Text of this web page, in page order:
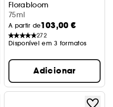
Florabloom
Eau de Parfum
75ml
A partir de103,00 €
272
Disponível em 3 formatos
Adicionar